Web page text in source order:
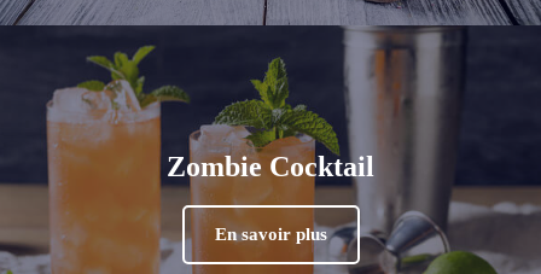
Zombie Cocktail
En savoir plus